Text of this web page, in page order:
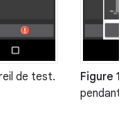
de test. Figure 12
pendant